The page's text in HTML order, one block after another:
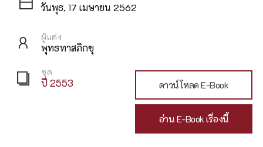
วันพุธ, 17 เมษายน 2562
ผู้แต่ง
พุทธทาสภิกขุ
ชุด
ปี 2553 ดาวน์โหลด E-Book
อ่าน E-Book เรื่องนี้